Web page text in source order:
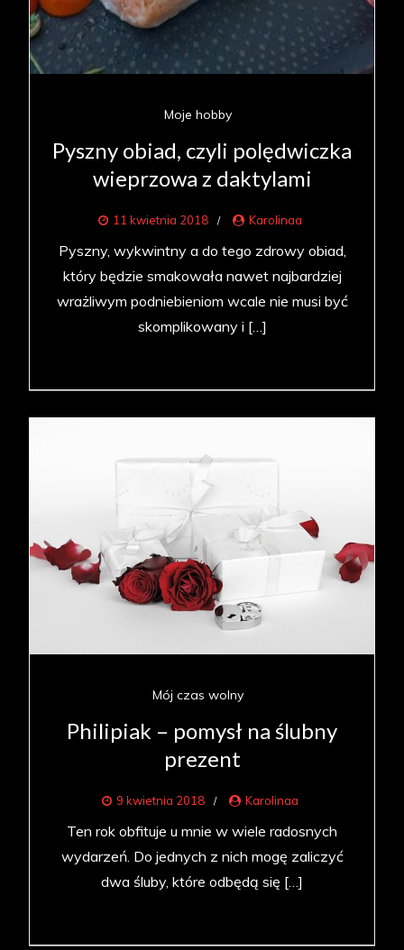
Moje hobby
Pyszny obiad, czyli polędwiczka
wieprzowa z daktylami
11 kwietnia 2018 Karolinaa
Pyszny, wykwintny a do tego zdrowy obiad,
który będzie smakowała nawet najbardziej
wrażliwym podniebieniom wcale nie musi być
skomplikowany i […]
Mój czas wolny
Philipiak – pomysł na ślubny
prezent
9 kwietnia 2018 Karolinaa
Ten rok obfituje u mnie w wiele radosnych
wydarzeń. Do jednych z nich mogę zaliczyć
dwa śluby, które odbędą się […]